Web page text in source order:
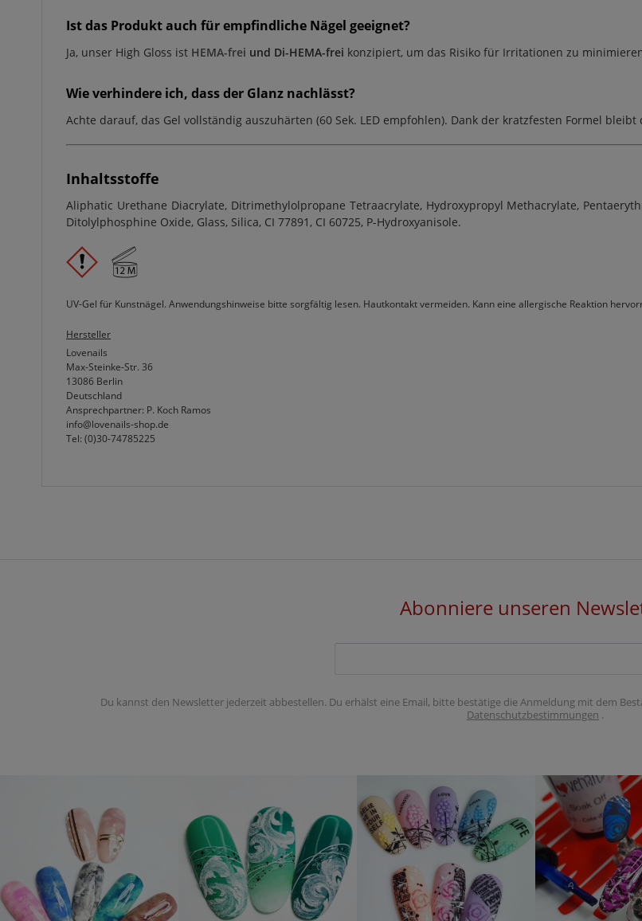
Ist das Produkt auch für empfindliche Nägel geeignet?
Ja, unser High Gloss ist HEMA-frei und Di-HEMA-frei konzipiert, um das Risiko für Irritationen zu
Wie verhindere ich, dass der Glanz nachlässt?
Achte darauf, das Gel vollständig auszuhärten (60 Sek. LED empfohlen). Dank der kratzfesten Formel
Inhaltsstoffe
Aliphatic Urethane Diacrylate, Ditrimethylolpropane Tetraacrylate, Hydroxypropyl Methacrylate,
Ditolylphosphine Oxide, Glass, Silica, CI 77891, CI 60725, P-Hydroxyanisole.
UV-Gel für Kunstnägel. Anwendungshinweise bitte sorgfältig lesen. Hautkontakt vermeiden. Kann eine allergische Reaktion
Hersteller
Lovenails
Max-Steinke-Str. 36
13086 Berlin
Deutschland
Ansprechpartner: P. Koch Ramos
info@lovenails-shop.de
Tel: (0)30-74785225
Abonniere unseren
Du kannst den Newsletter jederzeit abbestellen. Du erhälst eine Email, bitte bestätige die Anmeldung mit dem
Datenschutzbestimmungen .